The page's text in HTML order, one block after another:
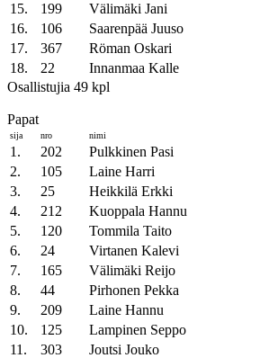
15.
199 Välimäki Jani
16.
106 Saarenpää Juuso
17.
367 Röman Oskari
18.
22 Innanmaa Kalle
Osallistujia 49 kpl
Papat
sija nro nimi
1. 202 Pulkkinen Pasi
2.
105 Laine Harri
3.
25 Heikkilä Erkki
4.
212 Kuoppala Hannu
5.
120 Tommila Taito
6.
24 Virtanen Kalevi
7.
165 Välimäki Reijo
8.
44 Pirhonen Pekka
9.
209 Laine Hannu
10.
125 Lampinen Seppo
11.
303 Joutsi Jouko